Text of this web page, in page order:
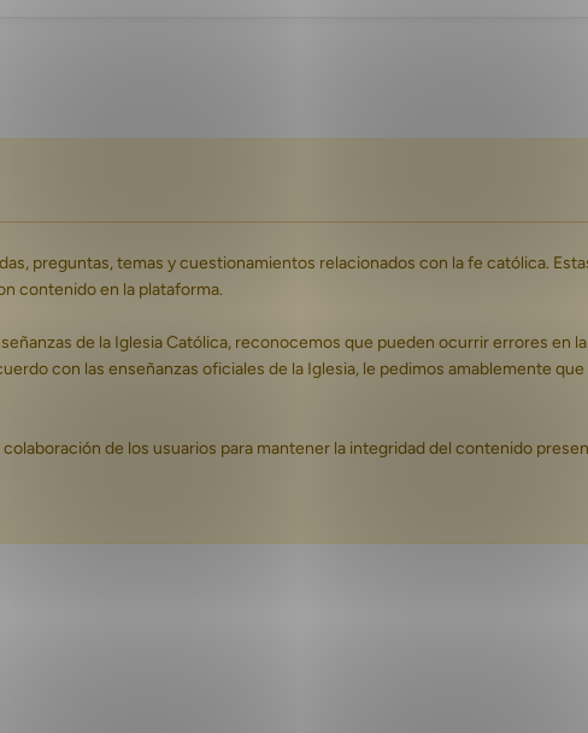
preguntas, temas y cuestionamientos relacionados con la fe católica.
contenido en la plataforma.
de la Iglesia Católica, reconocemos que pueden ocurrir errores en
con las enseñanzas oficiales de la Iglesia, le pedimos amablemente
de los usuarios para mantener la integridad del contenido